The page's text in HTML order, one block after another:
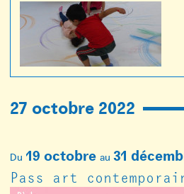
27 octobre 2022
Du 19 octobre au 31
Pass art